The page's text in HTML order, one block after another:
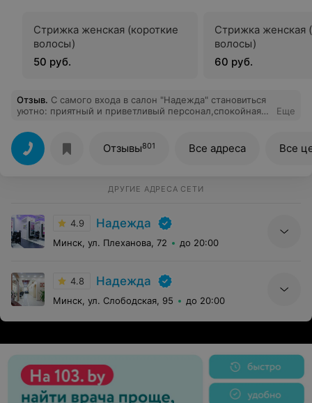
Стрижка женская (короткие
волосы)
50 руб.
Стрижка женская
волосы)
60 руб.
Отзыв. С самого входа в салон "Надежда" становиться
уютно: приятный и приветливый персонал,спокойная
желанием короткой стрижки. Обслуживала мастер-
Акола Юлия. Мастер своего дела.Качественно, точно и
профессионально услышала мои пожелания,
объяснила все возможные варианты стрижки и её
образ,опираясь на мои внешние данные и параметры (
вид,и превосходное настроение. В следующий раз с
удовольствием пойду к Юлии. Огромное вам спасибо
за ваш профессиональный подход к каждому клиенту!!!
Еще
Отзывы801 Все адреса Все
ДРУГИЕ АДРЕСА СЕТИ
4.9 Надежда
Минск, ул. Плеханова, 72 до 20:00
4.8 Надежда
Минск, ул. Слободская, 95 до 20:00